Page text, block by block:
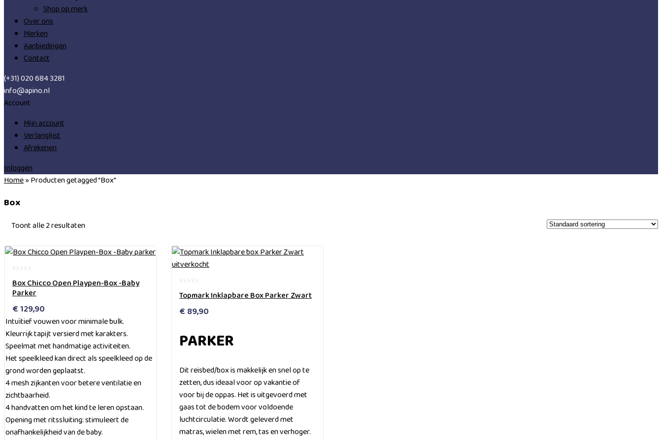
Shop op merk
Over ons
Merken
Aanbiedingen
Contact
(+31) 020 684 3281
info@apino.nl
Account
Mijn account
Verlanglijst
Afrekenen
Inloggen
Home»Producten getagged “Box”
Box
Toont alle 2 resultaten
out
of
Box Chicco Open Playpen-Box -Baby
Parker
€129,90
Intuïtief vouwen voor minimale bulk.
Kleurrijk tapijt versierd met karakters.
Speelmat met handmatige activiteiten.
Het speelkleed kan direct als speelkleed op de
grond worden geplaatst.
4 mesh zijkanten voor betere ventilatie en
zichtbaarheid.
4 handvatten om het kind te leren opstaan.
Opening met ritssluiting: stimuleert de
onafhankelijkheid van de baby.
uitverkocht
out
5
Topmark Inklapbare Box Parker Zwart
€ 89,90
PARKER
Dit reisbed/box is makkelijk en snel op te
zetten, dus ideaal voor op vakantie of
voor bij de oppas. Het is uitgevoerd met
gaas tot de bodem voor voldoende
luchtcirculatie. Wordt geleverd met
matras, wielen met rem, tas en verhoger.